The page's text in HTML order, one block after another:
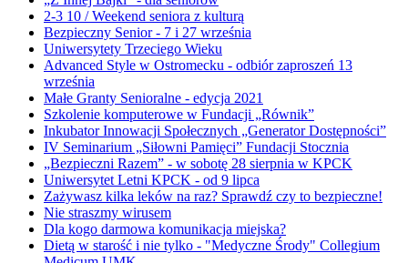
2-3 10 / Weekend seniora z kulturą
Bezpieczny Senior - 7 i 27 września
Uniwersytety Trzeciego Wieku
Advanced Style w Ostromecku - odbiór zaproszeń 13
września
Małe Granty Senioralne - edycja 2021
Szkolenie komputerowe w Fundacji „Równik”
Inkubator Innowacji Społecznych „Generator Dostępności”
IV Seminarium „Siłowni Pamięci” Fundacji Stocznia
„Bezpieczni Razem” - w sobotę 28 sierpnia w KPCK
Uniwersytet Letni KPCK - od 9 lipca
Zażywasz kilka leków na raz? Sprawdź czy to bezpieczne!
Nie straszmy wirusem
Dla kogo darmowa komunikacja miejska?
Dietą w starość i nie tylko - "Medyczne Środy" Collegium